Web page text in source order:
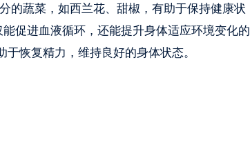
的蔬菜，如西兰花、甜椒，有助于保持健康状
促进血液循环，还能提升身体适应环境变化的
恢复精力，维持良好的身体状态。